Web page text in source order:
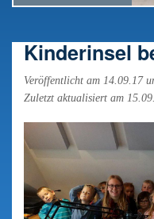
Kinderinsel
Veröffentlicht am 14.09.17
Zuletzt aktualisiert am